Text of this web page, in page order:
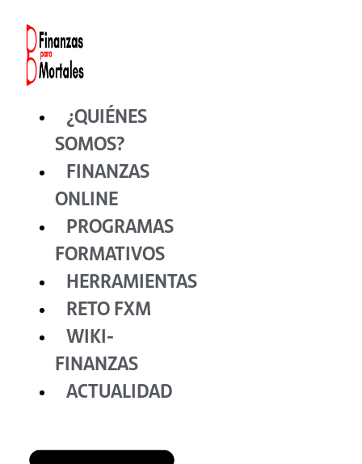
contenido
¿QUIÉNES
SOMOS?
FINANZAS
ONLINE
PROGRAMAS
FORMATIVOS
HERRAMIENTAS
RETO FXM
WIKI-
FINANZAS
ACTUALIDAD